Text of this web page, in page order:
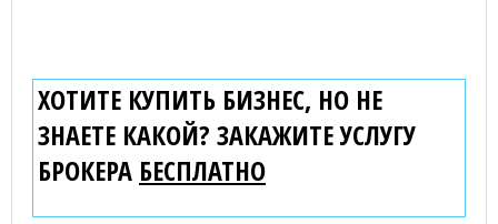
ХОТИТЕ КУПИТЬ БИЗНЕС, НО НЕ
ЗНАЕТЕ КАКОЙ? ЗАКАЖИТЕ УСЛУГУ
БРОКЕРА БЕСПЛАТНО